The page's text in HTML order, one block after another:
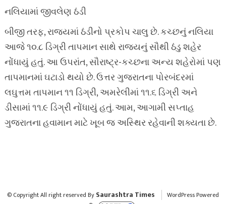
નલિયામાં જીવલેણ ઠંડી
બીજી તરફ, રાજ્યમાં ઠંડીનો પ્રકોપ ચાલુ છે. કચ્છનું નલિયા
આજે ૧૦.૮ ડિગ્રી તાપમાન સાથે રાજ્યનું સૌથી ઠંડુ શહેર
નોંધાયું હતું. આ ઉપરાંત, સૌરાષ્ટ્ર-કચ્છના અન્ય શહેરોમાં પણ
તાપમાનમાં ઘટાડો થયો છે. ઉત્તર ગુજરાતના પોરબંદરમાં
લઘુત્તમ તાપમાન ૧૧ ડિગ્રી, અમરેલીમાં ૧૧.૬ ડિગ્રી અને
ડીસામાં ૧૧.૯ ડિગ્રી નોંધાયું હતું. આમ, આગામી સપ્તાહ
ગુજરાતના હવામાન માટે ખૂબ જ અસ્થિર રહેવાની શક્યતા છે.
© Copyright All right reserved By Saurashtra Times
WordPress Powered